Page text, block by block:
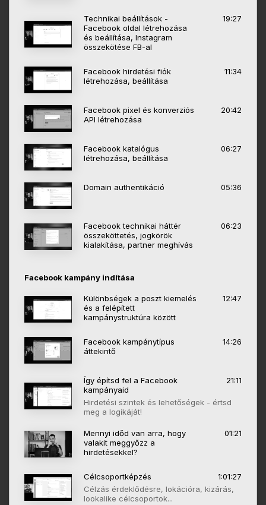
Technikai beállítások -
Facebook oldal létrehozása
és beállítása, Instagram
összekötése FB-al
19:27
Facebook hirdetési fiók
létrehozása, beállítása
11:34
Facebook pixel és konverziós
API létrehozása
20:42
Facebook katalógus
létrehozása, beállítása
06:27
Domain authentikáció 05:36
Facebook technikai háttér
összeköttetés, jogkörök
kialakítása, partner meghívás
06:23
Facebook kampány indítása
Különbségek a poszt kiemelés
és a felépített
kampánystruktúra között
12:47
Facebook kampánytípus
áttekintő
14:26
Így építsd fel a Facebook
kampányaid
21:11
Hirdetési szintek és lehetőségek - értsd
meg a logikáját!
Mennyi időd van arra, hogy
valakit meggyőzz a
hirdetésekkel?
01:21
Célcsoportképzés
1:01:27
Célzás érdeklődésre, lokációra, kizárás,
lookalike célcsoportok...